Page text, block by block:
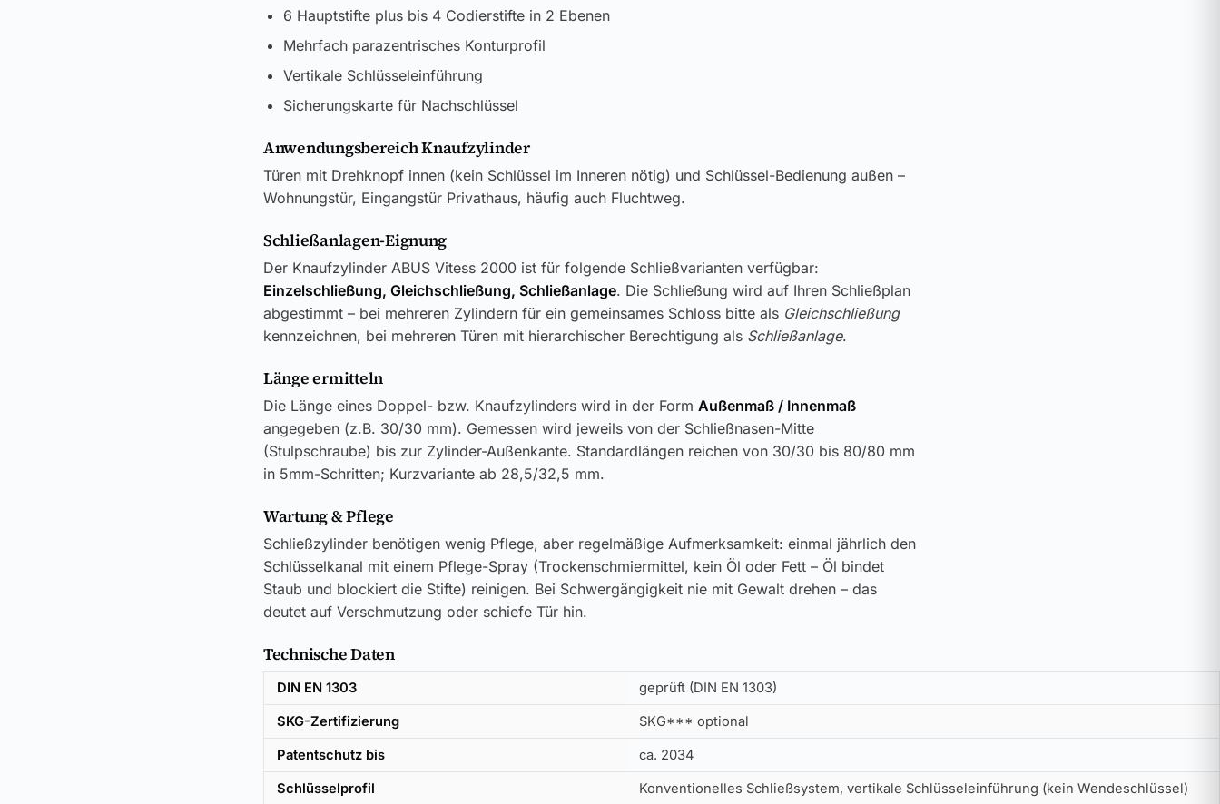
6 Hauptstifte plus bis 4 Codierstifte in 2 Ebenen
Mehrfach parazentrisches Konturprofil
Vertikale Schlüsseleinführung
Sicherungskarte für Nachschlüssel
Anwendungsbereich Knaufzylinder
Türen mit Drehknopf innen (kein Schlüssel im Inneren nötig) und Schlüssel-Bedienung außen –
Wohnungstür, Eingangstür Privathaus, häufig auch Fluchtweg.
Schließanlagen-Eignung
Der Knaufzylinder ABUS Vitess 2000 ist für folgende Schließvarianten verfügbar:
Einzelschließung, Gleichschließung, Schließanlage. Die Schließung wird auf Ihren Schließplan
abgestimmt – bei mehreren Zylindern für ein gemeinsames Schloss bitte als Gleichschließung
kennzeichnen, bei mehreren Türen mit hierarchischer Berechtigung als Schließanlage.
Länge ermitteln
Die Länge eines Doppel- bzw. Knaufzylinders wird in der Form Außenmaß / Innenmaß
angegeben (z.B. 30/30 mm). Gemessen wird jeweils von der Schließnasen-Mitte
(Stulpschraube) bis zur Zylinder-Außenkante. Standardlängen reichen von 30/30 bis 80/80 mm
in 5mm-Schritten; Kurzvariante ab 28,5/32,5 mm.
Wartung & Pflege
Schließzylinder benötigen wenig Pflege, aber regelmäßige Aufmerksamkeit: einmal jährlich den
Schlüsselkanal mit einem Pflege-Spray (Trockenschmiermittel, kein Öl oder Fett – Öl bindet
Staub und blockiert die Stifte) reinigen. Bei Schwergängigkeit nie mit Gewalt drehen – das
deutet auf Verschmutzung oder schiefe Tür hin.
Technische Daten
DIN EN 1303 geprüft (DIN EN 1303)
SKG-Zertifizierung SKG*** optional
Patentschutz bis ca. 2034
Schlüsselprofil Konventionelles Schließsystem, vertikale Schlüsseleinführung (kein Wendeschlüssel)